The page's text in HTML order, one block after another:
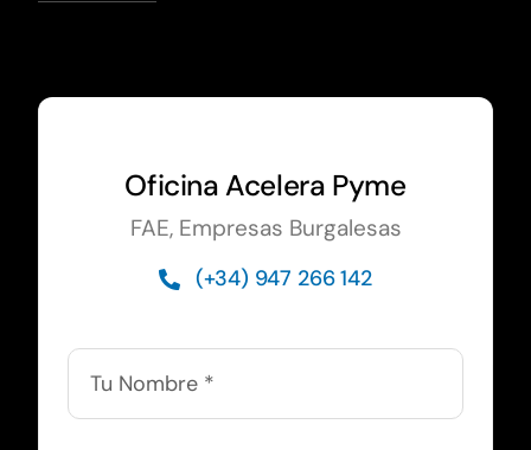
Oficina Acelera Pyme
FAE, Empresas Burgalesas
(+34) 947 266 142